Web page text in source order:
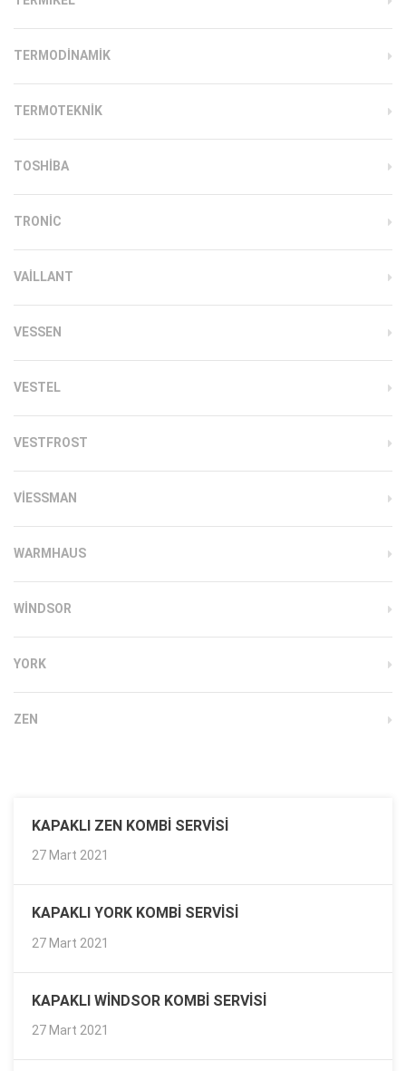
TERMODINAMIK
TERMOTEKNIK
TOSHIBA
TRONIC
VAILLANT
VESSEN
VESTEL
VESTFROST
VIESSMAN
WARMHAUS
WINDSOR
YORK
ZEN
KAPAKLI ZEN KOMBI SERVISI
27 Mart 2021
KAPAKLI YORK KOMBI SERVISI
27 Mart 2021
KAPAKLI WINDSOR KOMBI SERVISI
27 Mart 2021